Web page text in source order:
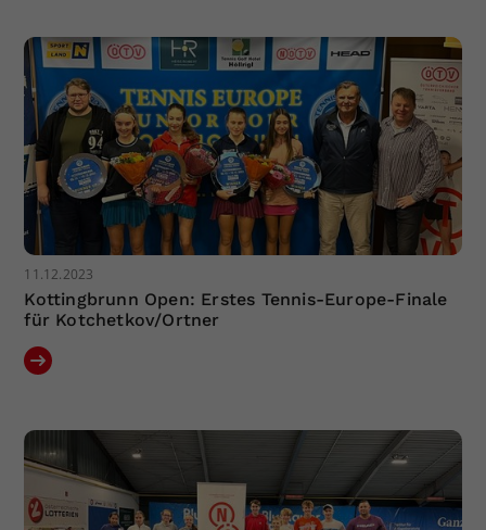
11.12.2023
Kottingbrunn Open: Erstes Tennis-Europe-Finale
für Kotchetkov/Ortner